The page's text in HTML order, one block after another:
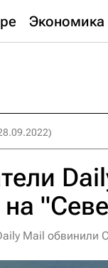
Экономика
Mail обвинили